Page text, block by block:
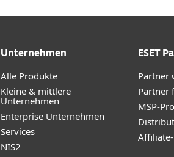
Unternehmen
Alle Produkte
Kleine & mittlere
Unternehmen
Enterprise Unternehmen
Services
NIS2
ESET
Partner
Partner
MSP-